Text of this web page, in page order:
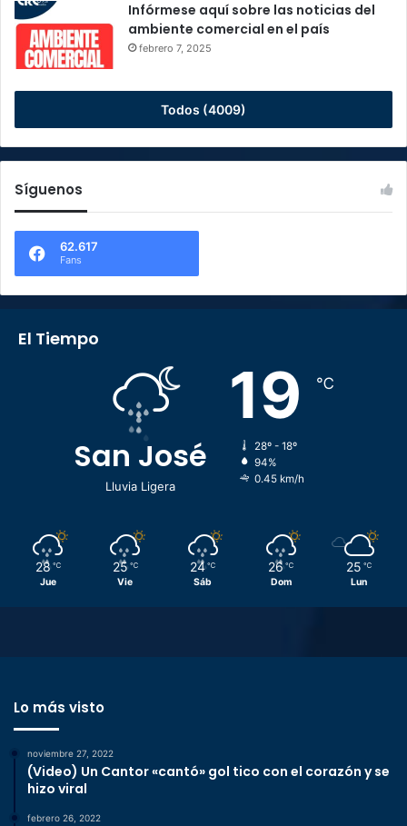
Infórmese aquí sobre las noticias del
ambiente comercial en el país
febrero 7, 2025
Todos (4009)
Síguenos
62.617
Fans
El Tiempo
San José
Lluvia Ligera
19 ℃
28º - 18º
94%
0.45 km/h
28 ℃
Jue
25 ℃
Vie
24 ℃
Sáb
26 ℃
Dom
25 ℃
Lun
Lo más visto
noviembre 27, 2022
(Video) Un Cantor «cantó» gol tico con el corazón y se
hizo viral
febrero 26, 2022